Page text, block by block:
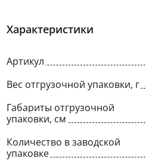
Характеристики
Артикул
Вес отгрузочной упаковки, г
Габариты отгрузочной
упаковки, см
Количество в заводской
упаковке